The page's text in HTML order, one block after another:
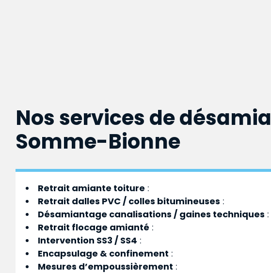
Nos services de
Somme-Bionne
Retrait amiante toiture :
Retrait dalles PVC / colles bitumineuses :
Désamiantage canalisations / gaines techniques :
Retrait flocage amianté :
Intervention SS3 / SS4 :
Encapsulage & confinement :
Mesures d’empoussièrement :